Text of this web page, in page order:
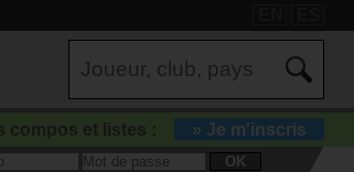
compos et listes : » Je m'inscris
OK